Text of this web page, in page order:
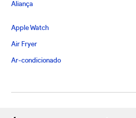
Aliança
Apple Watch
Air Fryer
Ar-condicionado